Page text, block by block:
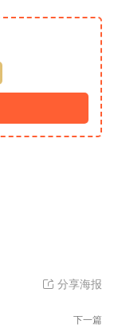
分享海报
下一篇